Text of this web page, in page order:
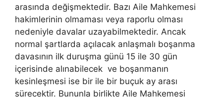
arasında değişmektedir. Bazı Aile Mahkemesi
hakimlerinin olmaması veya raporlu olması
nedeniyle davalar uzayabilmektedir. Ancak
normal şartlarda açılacak anlaşmalı boşanma
davasının ilk duruşma günü 15 ile 30 gün
içerisinde alınabilecek ve boşanmanın
kesinleşmesi ise bir ile bir buçuk ay arası
sürecektir. Bununla birlikte Aile Mahkemesi